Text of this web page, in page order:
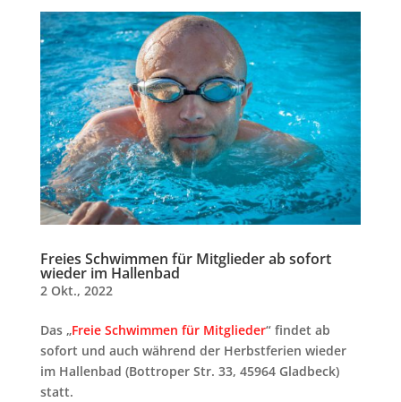
Freies Schwimmen für Mitglieder ab sofort
wieder im Hallenbad
2 Okt., 2022
Das „Freie Schwimmen für Mitglieder“ findet ab
sofort und auch während der Herbstferien wieder
im Hallenbad (Bottroper Str. 33, 45964 Gladbeck)
statt.